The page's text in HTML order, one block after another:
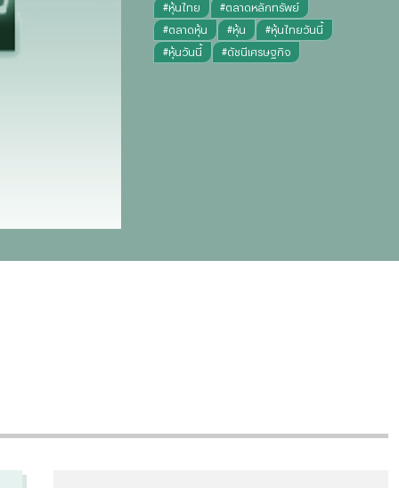
#หุ้นไทย #ตลาดหลักทรัพย์
#ตลาดหุ้น #หุ้น #หุ้นไทยวันนี้
#หุ้นวันนี้ #ดัชนีเศรษฐกิจ